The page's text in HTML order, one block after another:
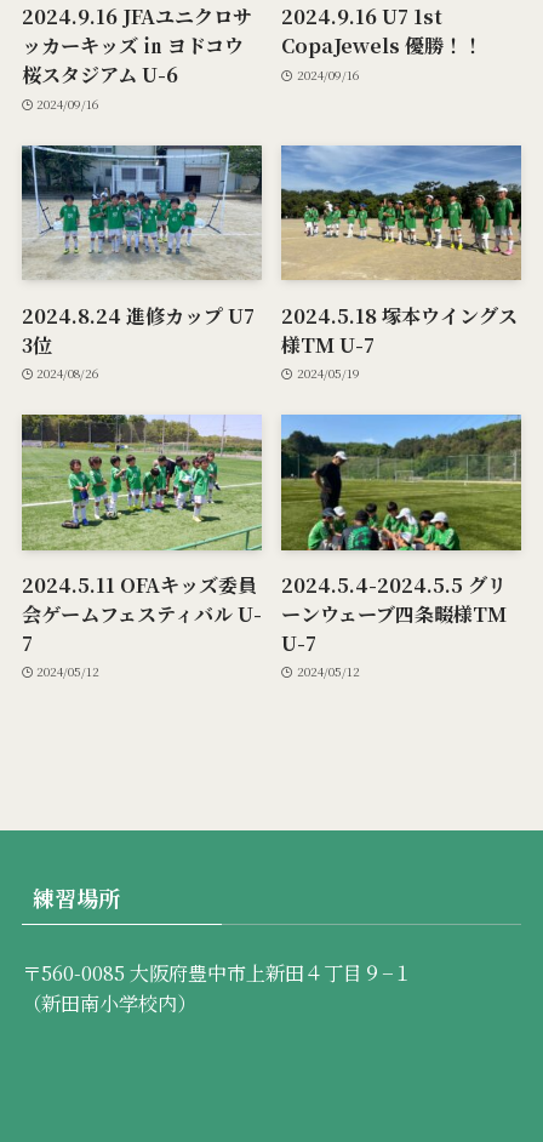
2024.9.16 JFAユニクロサ
ッカーキッズ ㏌ ヨドコウ
桜スタジアム U-6
2024/09/16
2024.9.16 U7 1st
CopaJewels 優勝！！
2024/09/16
2024.8.24 進修カップ U7
3位
2024/08/26
2024.5.18 塚本ウイングス
様TM U-7
2024/05/19
2024.5.11 OFAキッズ委員
会ゲームフェスティバル U-
7
2024/05/12
2024.5.4-2024.5.5 グリ
ーンウェーブ四条畷様TM
U-7
2024/05/12
練習場所
〒560-0085 大阪府豊中市上新田４丁目９−１
（新田南小学校内）